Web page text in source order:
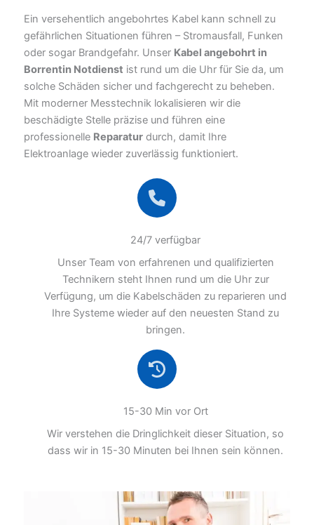
Ein versehentlich angebohrtes Kabel kann schnell zu
gefährlichen Situationen führen – Stromausfall, Funken
oder sogar Brandgefahr. Unser Kabel angebohrt in
Borrentin Notdienst ist rund um die Uhr für Sie da, um
solche Schäden sicher und fachgerecht zu beheben.
Mit moderner Messtechnik lokalisieren wir die
beschädigte Stelle präzise und führen eine
professionelle Reparatur durch, damit Ihre
Elektroanlage wieder zuverlässig funktioniert.
24/7 verfügbar
Unser Team von erfahrenen und qualifizierten
Technikern steht Ihnen rund um die Uhr zur
Verfügung, um die Kabelschäden zu reparieren und
Ihre Systeme wieder auf den neuesten Stand zu
bringen.
15-30 Min vor Ort
Wir verstehen die Dringlichkeit dieser Situation, so
dass wir in 15-30 Minuten bei Ihnen sein können.